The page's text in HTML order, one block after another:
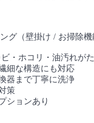
グ（壁掛け / お掃除機
・ホコリ・油汚れが
細な構造にも対応
器まで丁寧に洗浄
策
ションあり